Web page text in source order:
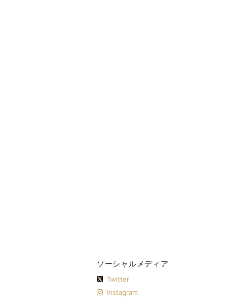
ソーシャルメディア
Twitter
Instagram